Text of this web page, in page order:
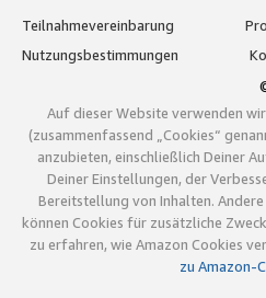
Teilnahmevereinbarung
Nutzungsbestimmungen
Auf dieser Website verwenden
(zusammenfassend „Cookies“
anzubieten, einschließlich Deiner
Deiner Einstellungen, der
Bereitstellung von Inhalten.
können Cookies für zusätzliche
zu erfahren, wie Amazon Cookies
zu Amazon-